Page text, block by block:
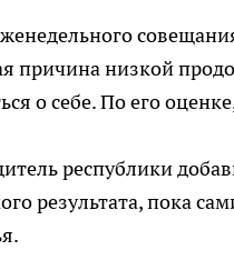
причина низкой
о себе. По его
республики
результата, пока